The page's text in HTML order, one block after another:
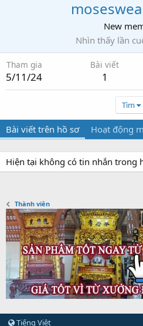
New
Nhìn thấy lần
Tham gia
5/11/24
Bài viết
1
Tìm
Bài viết trên hồ sơ Hoạt động
Hiện tại không có tin nhắn trong
Thành viên
Tiếng Việt